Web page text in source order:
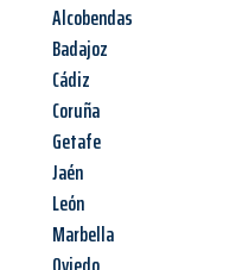
Alcobendas
Badajoz
Cádiz
Coruña
Getafe
Jaén
León
Marbella